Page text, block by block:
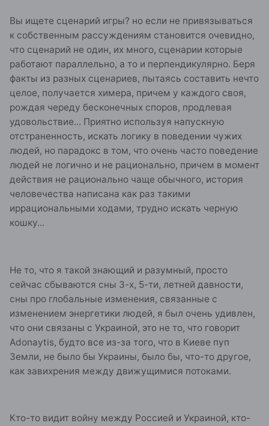
Вы ищете сценарий игры? но если не привязываться
к собственным рассуждениям становится очевидно,
что сценарий не один, их много, сценарии которые
работают параллельно, а то и перпендикулярно. Беря
факты из разных сценариев, пытаясь составить нечто
целое, получается химера, причем у каждого своя,
рождая череду бесконечных споров, продлевая
удовольствие... Приятно используя напускную
отстраненность, искать логику в поведении чужих
людей, но парадокс в том, что очень часто поведение
людей не логично и не рационально, причем в момент
действия не рационально чаще обычного, история
человечества написана как раз такими
иррациональными ходами, трудно искать черную
кошку...
Не то, что я такой знающий и разумный, просто
сейчас сбываются сны 3-х, 5-ти, летней давности,
сны про глобальные изменения, связанные с
изменением энергетики людей, я был очень удивлен,
что они связаны с Украиной, это не то, что говорит
Adonaytis, будто все из-за того, что в Киеве пуп
Земли, не было бы Украины, было бы, что-то другое,
как завихрения между движущимися потоками.
Кто-то видит войну между Россией и Украиной, кто-